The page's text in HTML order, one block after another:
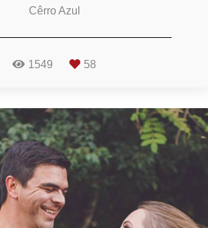
Cêrro Azul
1549 58